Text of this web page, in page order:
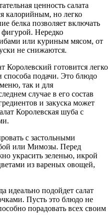
ценность салата
калорийным, но легко
белка позволяет включать
фигурой. Нередко
или куриным мясом, от
не снижаются.
Королевский готовится легко
способа подачи. Это блюдо
так и для
случае в его состав
и закуска может
Королевская шуба с
с застольными
или Мимозы. Перед
украсить зеленью, икрой
из вареных овощей,
идеально подойдет салат
Пусть это блюдо не
порадовать всех своим